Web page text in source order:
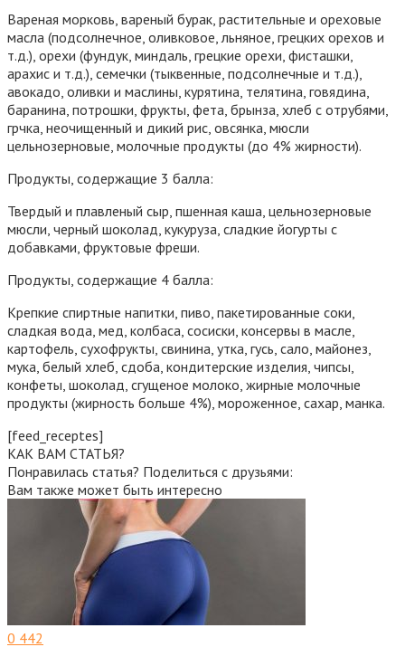
Вареная морковь, вареный бурак, растительные и ореховые
масла (подсолнечное, оливковое, льняное, грецких орехов и
т.д.), орехи (фундук, миндаль, грецкие орехи, фисташки,
арахис и т.д.), семечки (тыквенные, подсолнечные и т.д.),
авокадо, оливки и маслины, курятина, телятина, говядина,
баранина, потрошки, фрукты, фета, брынза, хлеб с отрубями,
грчка, неочищенный и дикий рис, овсянка, мюсли
цельнозерновые, молочные продукты (до 4% жирности).
Продукты, содержащие 3 балла:
Твердый и плавленый сыр, пшенная каша, цельнозерновые
мюсли, черный шоколад, кукуруза, сладкие йогурты с
добавками, фруктовые фреши.
Продукты, содержащие 4 балла:
Крепкие спиртные напитки, пиво, пакетированные соки,
сладкая вода, мед, колбаса, сосиски, консервы в масле,
картофель, сухофрукты, свинина, утка, гусь, сало, майонез,
мука, белый хлеб, сдоба, кондитерские изделия, чипсы,
конфеты, шоколад, сгущеное молоко, жирные молочные
продукты (жирность больше 4%), мороженное, сахар, манка.
[feed_receptes]
КАК ВАМ СТАТЬЯ?
Понравилась статья? Поделиться с друзьями:
Вам также может быть интересно
0 442